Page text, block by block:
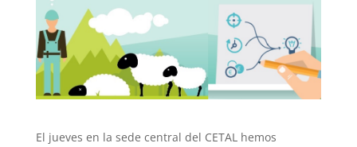
El jueves en la sede central del CETAL hemos